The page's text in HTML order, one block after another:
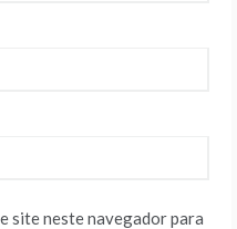
site neste navegador para